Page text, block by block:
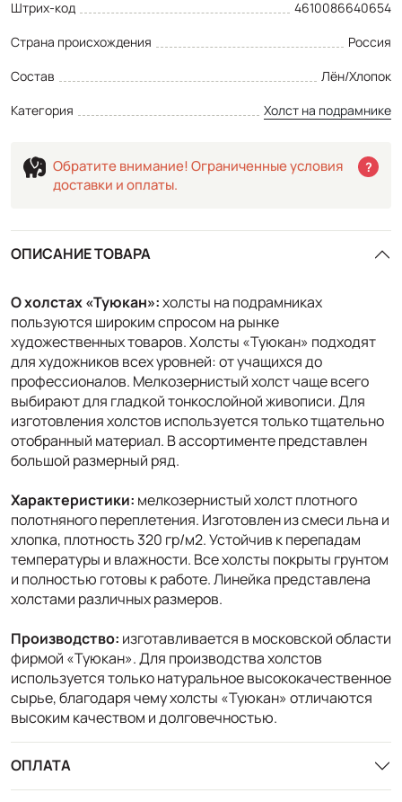
Штрих-код
4610086640654
Страна происхождения
Россия
Состав
Лён/Хлопок
Категория
Холст на подрамнике
Обратите внимание! Ограниченные условия
доставки и оплаты.
?
ОПИСАНИЕ ТОВАРА
О холстах «Туюкан»:холсты на подрамниках
пользуются широким спросом на рынке
художественных товаров. Холсты «Туюкан» подходят
для художников всех уровней: от учащихся до
профессионалов. Мелкозернистый холст чаще всего
выбирают для гладкой тонкослойной живописи. Для
изготовления холстов используется только тщательно
отобранный материал. В ассортименте представлен
большой размерный ряд.
Характеристики: мелкозернистый холст плотного
полотняного переплетения. Изготовлен из смеси льна и
хлопка, плотность 320 гр/м2. Устойчив к перепадам
температуры и влажности. Все холсты покрыты грунтом
и полностью готовы к работе. Линейка представлена
холстами различных размеров.
Производство: изготавливается в московской области
фирмой «Туюкан». Для производства холстов
используется только натуральное высококачественное
сырье, благодаря чему холсты «Туюкан» отличаются
высоким качеством и долговечностью.
ОПЛАТА